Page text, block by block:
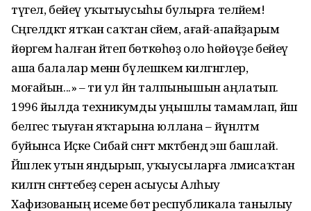
түгел, бейеү уҡытыусыһы булырға теләйем!
Сәңгелдәктә ятҡан саҡтан әсәйем, ағай-апайҙарым
йөрәгемә һалған әйтеп бөткөһөҙ оло һөйөүҙе бейеү
аша балалар менән бүлешкем килгәнгәлер,
моғайын...» – ти ул йән талпынышын аңлатып.
1996 йылда техникумды уңышлы тамамлап, йәш
белгес тыуған яҡтарына юллана – йүнәлтмә
буйынса Иҫке Сибай сәнғәт мәктәбендә эш башлай.
Йәшлек утын яндырып, уҡыусыларға әлмисаҡтан
килгән сәнғәтебеҙ серен асыусы Алһыу
Хафизованың исеме бөтә республикала танылыу